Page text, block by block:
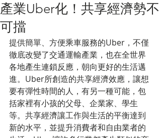
產業Uber化！共享經濟勢不
可擋
提供簡單、方便乘車服務的Uber，不僅
徹底改變了交通運輸產業，也在全世界
各地產生連鎖反應，朝向更好的生活邁
進。Uber所創造的共享經濟效應，讓想
要有彈性時間的人，有另一種可能，包
括家裡有小孩的父母、企業家、學生
等。共享經濟讓工作與生活的平衡達到
新的水平，並提升消費者和自由業者的